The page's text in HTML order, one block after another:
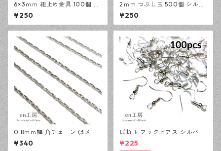
6×3ｍｍ 紐止め金具 100個 シ
ルバー カシメ アクセサリーパ
ーツ 基礎パーツ ハンドメイド
資材 【en工房】
¥250
2ｍｍ つぶし玉 500個 シルバ
ー かしめ玉 アクセサリーパー
ツ 基礎パーツ ハンドメイド資
材 【en工房】
¥250
0.8ｍｍ幅 角チェーン (3メー
トル) シルバー アクセサリー
パーツ 基礎パーツ ハンドメイ
¥340
ばね玉 フックピアス シルバー
100ピース 釣針型 大容量 プチ
プラパーツ 【en工房】
¥225